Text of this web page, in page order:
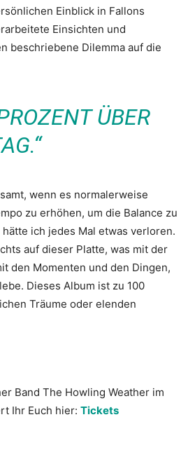
Einblick in Fallons
Einsichten und
beschriebene Dilemma auf die
ÜBER
wenn es normalerweise
zu erhöhen, um die Balance zu
ich jedes Mal etwas verloren.
auf dieser Platte, was mit der
den Momenten und den Dingen,
Dieses Album ist zu 100
Träume oder elenden
Band The Howling Weather im
Ihr Euch hier: Tickets